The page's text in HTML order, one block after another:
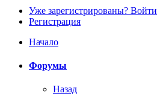
Уже зарегистрированы? Войти
Регистрация
Начало
Форумы
Назад